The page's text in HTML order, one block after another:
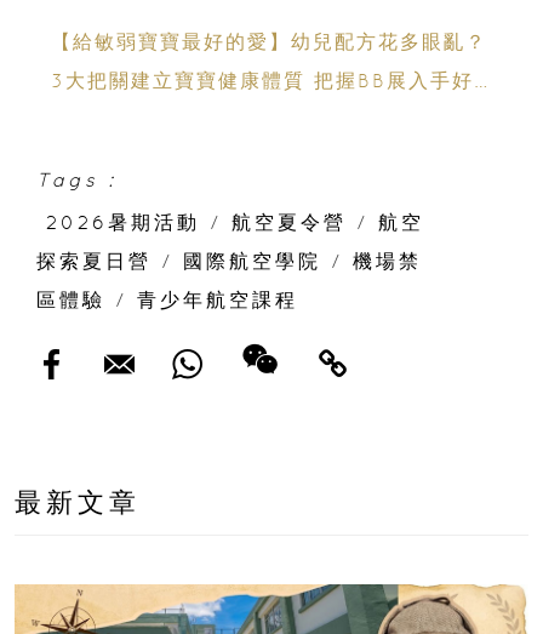
【給敏弱寶寶最好的愛】幼兒配方花多眼亂？
3大把關建立寶寶健康體質 把握BB展入手好
Tags :
2026暑期活動
/ 航空夏令營 /
航空
探索夏日營
/ 國際航空學院 /
機場禁
區體驗
/ 青少年航空課程
最新文章